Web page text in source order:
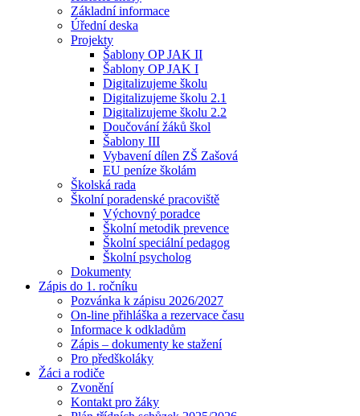
Základní informace
Úřední deska
Projekty
Šablony OP JAK II
Šablony OP JAK I
Digitalizujeme školu
Digitalizujeme školu 2.1
Digitalizujeme školu 2.2
Doučování žáků škol
Šablony III
Vybavení dílen ZŠ Zašová
EU peníze školám
Školská rada
Školní poradenské pracoviště
Výchovný poradce
Školní metodik prevence
Školní speciální pedagog
Školní psycholog
Dokumenty
Zápis do 1. ročníku
Pozvánka k zápisu 2026/2027
On-line přihláška a rezervace času
Informace k odkladům
Zápis – dokumenty ke stažení
Pro předškoláky
Žáci a rodiče
Zvonění
Kontakt pro žáky